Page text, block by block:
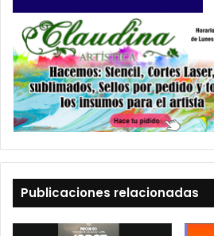
Publicaciones relacionadas